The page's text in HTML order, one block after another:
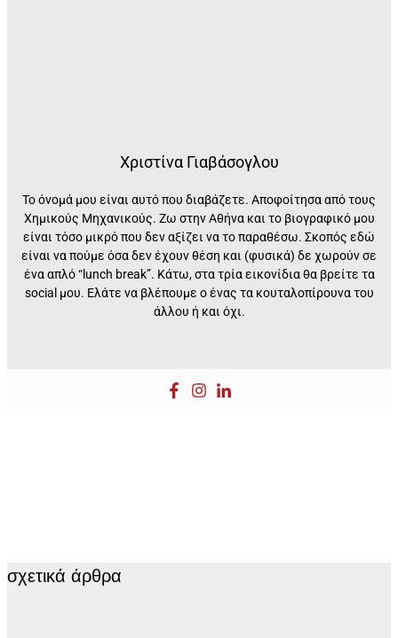
Χριστίνα Γιαβάσογλου
Το όνομά μου είναι αυτό που διαβάζετε. Αποφοίτησα από τους
Χημικούς Μηχανικούς. Ζω στην Αθήνα και το βιογραφικό μου
είναι τόσο μικρό που δεν αξίζει να το παραθέσω. Σκοπός εδώ
είναι να πούμε όσα δεν έχουν θέση και (φυσικά) δε χωρούν σε
ένα απλό “lunch break”. Kάτω, στα τρία εικονίδια θα βρείτε τα
social μου. Ελάτε να βλέπουμε ο ένας τα κουταλοπίρουνα του
άλλου ή και όχι.
σχετικά άρθρα